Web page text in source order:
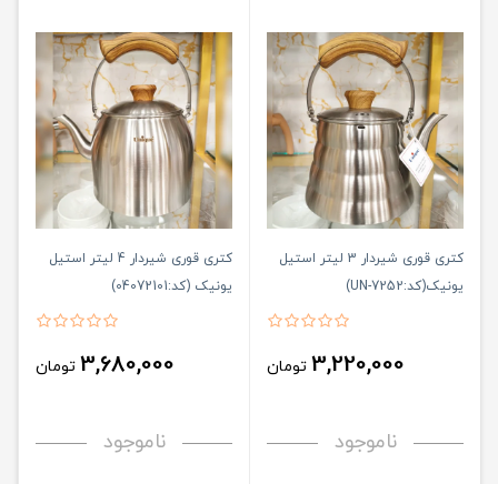
کتری قوری شیردار 3 لیتر استیل
یونیک(کد:UN-7252)
3,220,000 تومان
ناموجود
کتری قوری شیردار 4 لیتر استیل
یونیک (کد:04072101)
3,680,000 تومان
ناموجود